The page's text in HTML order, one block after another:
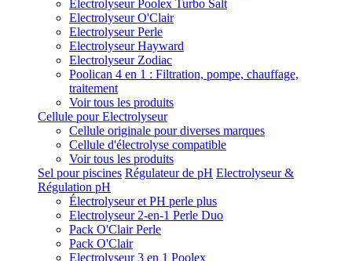
Electrolyseur Poolex Turbo Salt
Electrolyseur O'Clair
Electrolyseur Perle
Electrolyseur Hayward
Electrolyseur Zodiac
Poolican 4 en 1 : Filtration, pompe, chauffage,
traitement
Voir tous les produits
Cellule pour Electrolyseur
Cellule originale pour diverses marques
Cellule d'électrolyse compatible
Voir tous les produits
Sel pour piscines Régulateur de pH Electrolyseur &
Régulation pH
Électrolyseur et PH perle plus
Electrolyseur 2-en-1 Perle Duo
Pack O'Clair Perle
Pack O'Clair
Electrolyseur 3 en 1 Poolex